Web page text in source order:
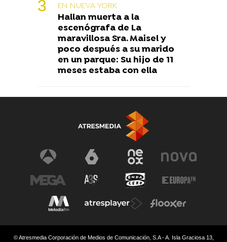
EN NUEVA YORK
Hallan muerta a la
escenógrafa de La
maravillosa Sra. Maisel y
poco después a su marido
en un parque: Su hijo de 11
meses estaba con ella
© Atresmedia Corporación de Medios de Comunicación, S.A - A. Isla Graciosa 13,